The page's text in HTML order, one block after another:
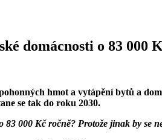
domácnosti o 83 000
hmot a vytápění bytů a
se tak do roku 2030.
83 000 Kč ročně? Protože jinak by